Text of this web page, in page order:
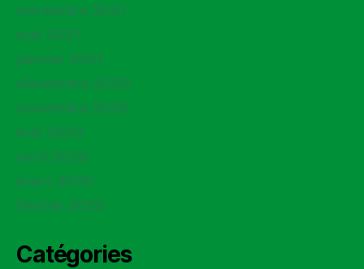
novembre 2021
mai 2021
janvier 2021
décembre 2020
novembre 2020
mai 2020
avril 2020
mars 2020
février 2020
Catégories